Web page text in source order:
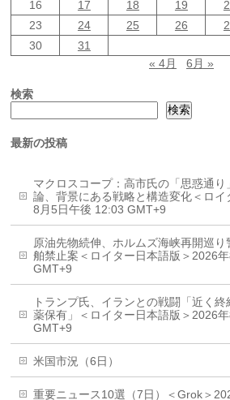
16
17 18 19
23
24 25 26
30
31
« 4月
6月 »
検索
検索
最新の投稿
マクロスコープ：高市氏の「思惑通
論、背景にある戦略と構造変化＜ロ
8月5日午後 12:03 GMT+9
原油先物続伸、ホルムズ海峡再開巡
舶禁止案＜ロイター日本語版＞2026
GMT+9
トランプ氏、イランとの戦闘「近く
薬保有」＜ロイター日本語版＞2026
GMT+9
米国市況（6日）
重要ニュース10選（7日）＜Grok＞